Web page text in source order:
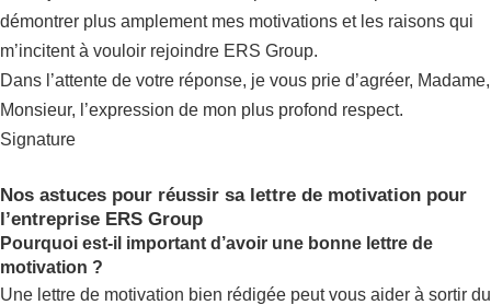
démontrer plus amplement mes motivations et les raisons qui
m’incitent à vouloir rejoindre ERS Group.
Dans l’attente de votre réponse, je vous prie d’agréer, Madame,
Monsieur, l’expression de mon plus profond respect.
Signature
Nos astuces pour réussir sa lettre de motivation pour
l’entreprise ERS Group
Pourquoi est-il important d’avoir une bonne lettre de
motivation ?
Une lettre de motivation bien rédigée peut vous aider à sortir du